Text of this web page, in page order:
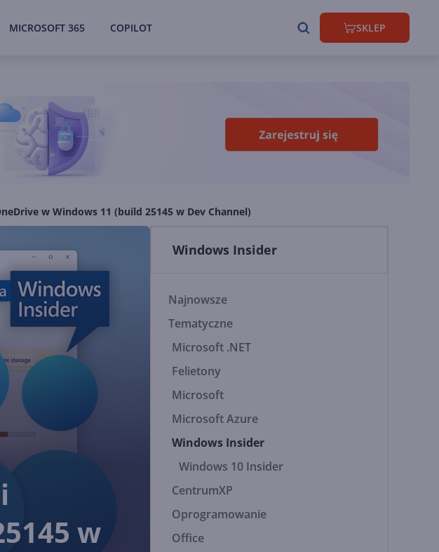
MICROSOFT 365 COPILOT SKLEP
w Windows 11 (build 25145 w Dev Channel)
w
Windows Insider
Najnowsze
Tematyczne
Microsoft .NET
Felietony
Microsoft
Microsoft Azure
Windows Insider
Windows 10 Insider
CentrumXP
Oprogramowanie
Office